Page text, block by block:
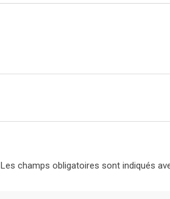
Les champs obligatoires sont indiqués